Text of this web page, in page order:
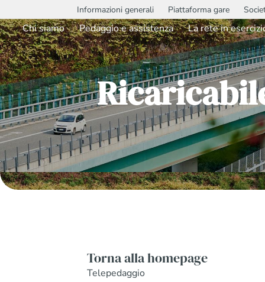
Informazioni generali Piattaforma gare
Chi siamo Pedaggio e assistenza La rete in
Torna alla homepage
Telepedaggio